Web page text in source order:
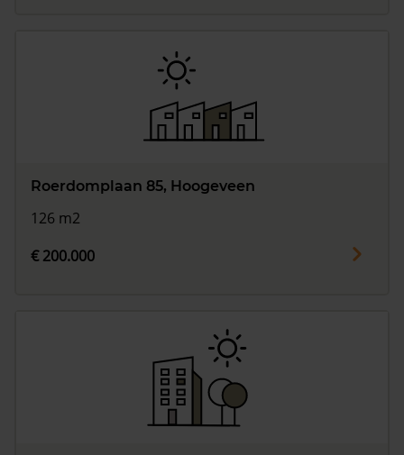
Roerdomplaan 85, Hoogeveen
126 m2
€ 200.000